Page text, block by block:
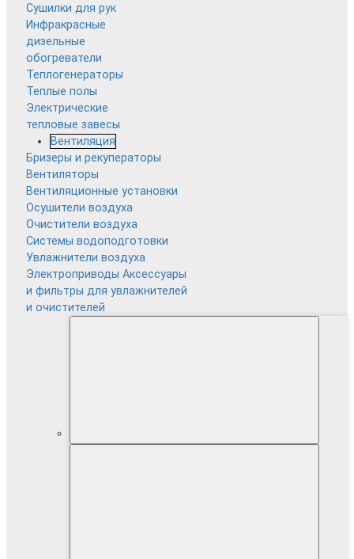
Сушилки для рук
Инфракрасные
дизельные
обогреватели
Теплогенераторы
Теплые полы
Электрические
тепловые завесы
Вентиляция
Бризеры и рекуператоры
Вентиляторы
Вентиляционные установки
Осушители воздуха
Очистители воздуха
Системы водоподготовки
Увлажнители воздуха
Электроприводы Аксессуары
и фильтры для увлажнителей
и очистителей